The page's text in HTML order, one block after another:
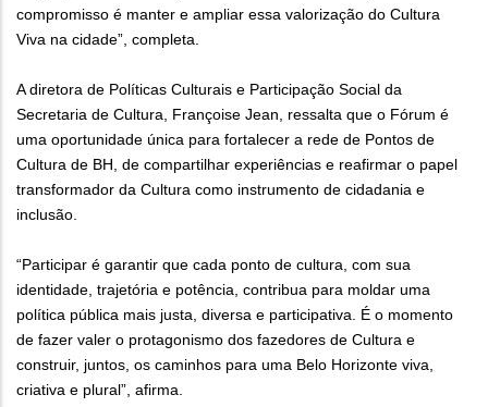
compromisso é manter e ampliar essa valorização do Cultura
Viva na cidade”, completa.
A diretora de Políticas Culturais e Participação Social da
Secretaria de Cultura, Françoise Jean, ressalta que o Fórum é
uma oportunidade única para fortalecer a rede de Pontos de
Cultura de BH, de compartilhar experiências e reafirmar o papel
transformador da Cultura como instrumento de cidadania e
inclusão.
“Participar é garantir que cada ponto de cultura, com sua
identidade, trajetória e potência, contribua para moldar uma
política pública mais justa, diversa e participativa. É o momento
de fazer valer o protagonismo dos fazedores de Cultura e
construir, juntos, os caminhos para uma Belo Horizonte viva,
criativa e plural”, afirma.